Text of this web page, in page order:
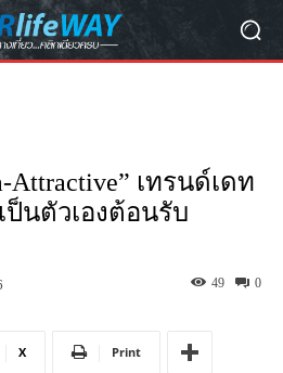
Attractive” เทรนด์เดท
ป็นตัวเองต้อนรับ
0
49
X Print